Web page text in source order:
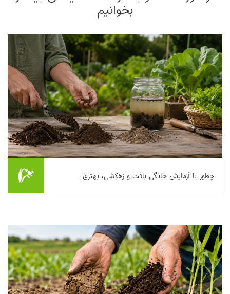
بخوانیم
خیلی وقت‌ها مشکل اصلی رشد ضعیف گیاه، زردی برگ‌ها یا
بیشتر بخوانیم ...
چطور با آزمایش خانگی بافت و زهکشی، بهتری...